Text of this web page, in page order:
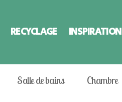
RECYCLAGE INSPIRATION
Salle de bains Chambre